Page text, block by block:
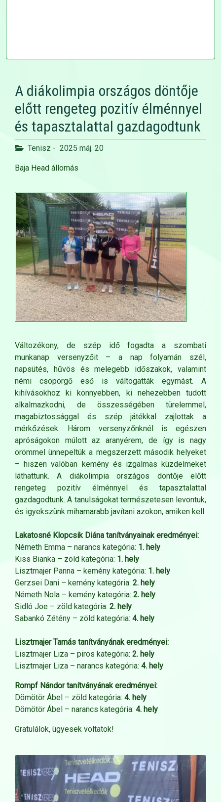
A diákolimpia országos döntője
előtt rengeteg pozitív élménnyel
és tapasztalattal gazdagodtunk
Tenisz - 2025 máj. 20
Baja Head állomás
Változékony, de szép idő fogadta a szombati
munkanap versenyzőit – a nap folyamán szél,
napsütés, hűvös és melegebb időszakok, valamint
némi csöpörgő eső is váltogatták egymást. A
kihívásokhoz ki könnyebben, ki nehezebben tudott
alkalmazkodni, de összességében türelemmel,
magabiztossággal és szép játékkal zajlottak a
mérkőzések. Három versenyzőnknél is egészen
apróságokon múlott az aranyérem, de így is nagy
örömmel ünnepeltük a megszerzett második helyeket
– hiszen valóban kemény és izgalmas küzdelmeket
láthattunk. A diákolimpia országos döntője előtt
rengeteg pozitív élménnyel és tapasztalattal
gazdagodtunk. A tanulságokat természetesen levontuk,
és igyekszünk mihamarabb javítani azokon, amiken kell.
Lakatosné Klopcsik Diána tanítványainak eredményei:
Németh Emma – narancs kategória: 1. hely
Kiss Bianka – zöld kategória: 1. hely
Lisztmajer Panna – kemény kategória: 1. hely
Gerzsei Dani – kemény kategória: 2. hely
Németh Nola – kemény kategória: 2. hely
Sidló Joe – zöld kategória: 2. hely
Sabankó Zétény – zöld kategória: 4. hely
Lisztmajer Tamás tanítványának eredményei:
Lisztmajer Liza – piros kategória: 2. hely
Lisztmajer Liza – narancs kategória: 4. hely
Rompf Nándor tanítványának eredményei:
Dömötör Ábel – zöld kategória: 4. hely
Dömötör Ábel – narancs kategória: 4. hely
Gratulálok, ügyesek voltatok!